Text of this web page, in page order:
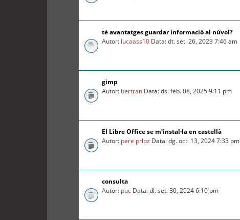
té avantatges guardar informació al núvol?
Autor: lucaass10 Data: dt. set. 26, 2023 7:46 am
gimp
Autor: bertran Data: ds. feb. 08, 2025 9:11 pm
El Libre Office se m'instal·la en castellà
Autor: pere prlpz Data: dg. oct. 13, 2024 7:33 pm
consulta
Autor: puc Data: dl. set. 30, 2024 6:10 pm